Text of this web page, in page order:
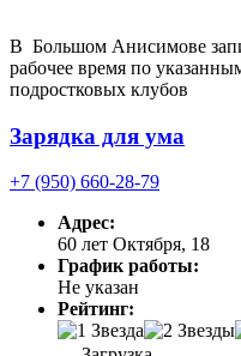
В Большом Анисимове
рабочее время по
подростковых клубов
Зарядка для ума
+7 (950) 660-28-79
Адрес:
60 лет Октября, 18
График работы:
Не указан
Рейтинг: